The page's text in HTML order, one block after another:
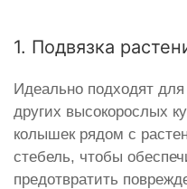
1. Подвязка
Идеально подходят
других высокорослых
колышек рядом с
стебель, чтобы
предотвратить